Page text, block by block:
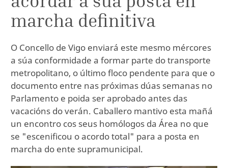
marcha definitiva
O Concello de Vigo enviará este mesmo mércores
a súa conformidade a formar parte do transporte
metropolitano, o último floco pendente para que o
documento entre nas próximas dúas semanas no
Parlamento e poida ser aprobado antes das
vacacións do verán. Caballero mantivo esta mañá
un encontro cos seus homólogos da Área no que
se "escenificou o acordo total" para a posta en
marcha do ente supramunicipal.